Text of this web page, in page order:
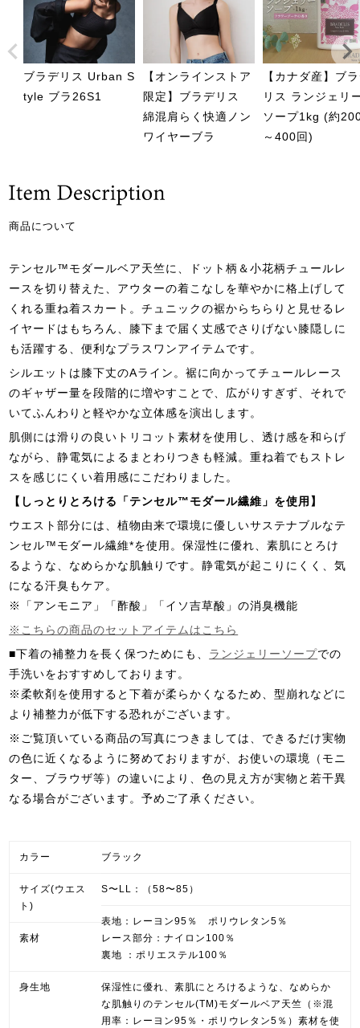
ブラデリス Urban S
tyle ブラ26S1
【オンラインストア
限定】ブラデリス
綿混肩らく快適ノン
ワイヤーブラ
【カナダ産】ブ
リス ランジェリ
ソープ1kg (約
～400回)
商品について
テンセル™モダールベア天竺に、ドット柄＆小花柄チュールレ
ースを切り替えた、アウターの着こなしを華やかに格上げして
くれる重ね着スカート。チュニックの裾からちらりと見せるレ
イヤードはもちろん、膝下まで届く丈感でさりげない膝隠しに
も活躍する、便利なプラスワンアイテムです。
シルエットは膝下丈のAライン。裾に向かってチュールレース
のギャザー量を段階的に増やすことで、広がりすぎず、それで
いてふんわりと軽やかな立体感を演出します。
肌側には滑りの良いトリコット素材を使用し、透け感を和らげ
ながら、静電気によるまとわりつきも軽減。重ね着でもストレ
スを感じにくい着用感にこだわりました。
【しっとりとろける「テンセル™モダール繊維」を使用】
ウエスト部分には、植物由来で環境に優しいサステナブルなテ
ンセル™モダール繊維*を使用。保湿性に優れ、素肌にとろけ
るような、なめらかな肌触りです。静電気が起こりにくく、気
になる汗臭もケア。
※「アンモニア」「酢酸」「イソ吉草酸」の消臭機能
※こちらの商品のセットアイテムはこちら
■下着の補整力を長く保つためにも、 ランジェリーソープでの
手洗いをおすすめしております。
※柔軟剤を使用すると下着が柔らかくなるため、型崩れなどに
より補整力が低下する恐れがございます。
※ご覧頂いている商品の写真につきましては、できるだけ実物
の色に近くなるように努めておりますが、お使いの環境（モニ
ター、ブラウザ等）の違いにより、色の見え方が実物と若干異
なる場合がございます。予めご了承ください。
カラー ブラック
サイズ(ウエス
ト)
S〜LL：（58〜85）
素材
表地：レーヨン95％ ポリウレタン5％
レース部分：ナイロン100％
裏地 ：ポリエステル100％
身生地
保湿性に優れ、素肌にとろけるような、なめらか
な肌触りのテンセル(TM)モダールベア天竺（※混
用率：レーヨン95％・ポリウレタン5％）素材を使